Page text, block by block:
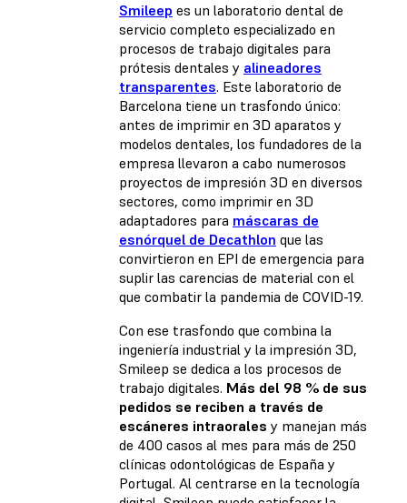
Smileep es un laboratorio dental de
servicio completo especializado en
procesos de trabajo digitales para
prótesis dentales y alineadores
transparentes. Este laboratorio de
Barcelona tiene un trasfondo único:
antes de imprimir en 3D aparatos y
modelos dentales, los fundadores de la
empresa llevaron a cabo numerosos
proyectos de impresión 3D en diversos
sectores, como imprimir en 3D
adaptadores para máscaras de
esnórquel de Decathlon que las
convirtieron en EPI de emergencia para
suplir las carencias de material con el
que combatir la pandemia de COVID-19.
Con ese trasfondo que combina la
ingeniería industrial y la impresión 3D,
Smileep se dedica a los procesos de
trabajo digitales. Más del 98 % de sus
pedidos se reciben a través de
escáneres intraorales y manejan más
de 400 casos al mes para más de 250
clínicas odontológicas de España y
Portugal. Al centrarse en la tecnología